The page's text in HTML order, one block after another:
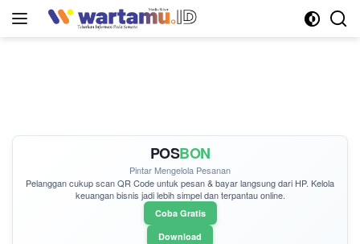
POSBON
Pintar Mengelola Pesanan
Pelanggan cukupscan QR Codeuntuk pesan & bayar langsung dari HP. Kelola
keuangan bisnis jadi lebih simpel dan terpantau online.
Coba Gratis
Download